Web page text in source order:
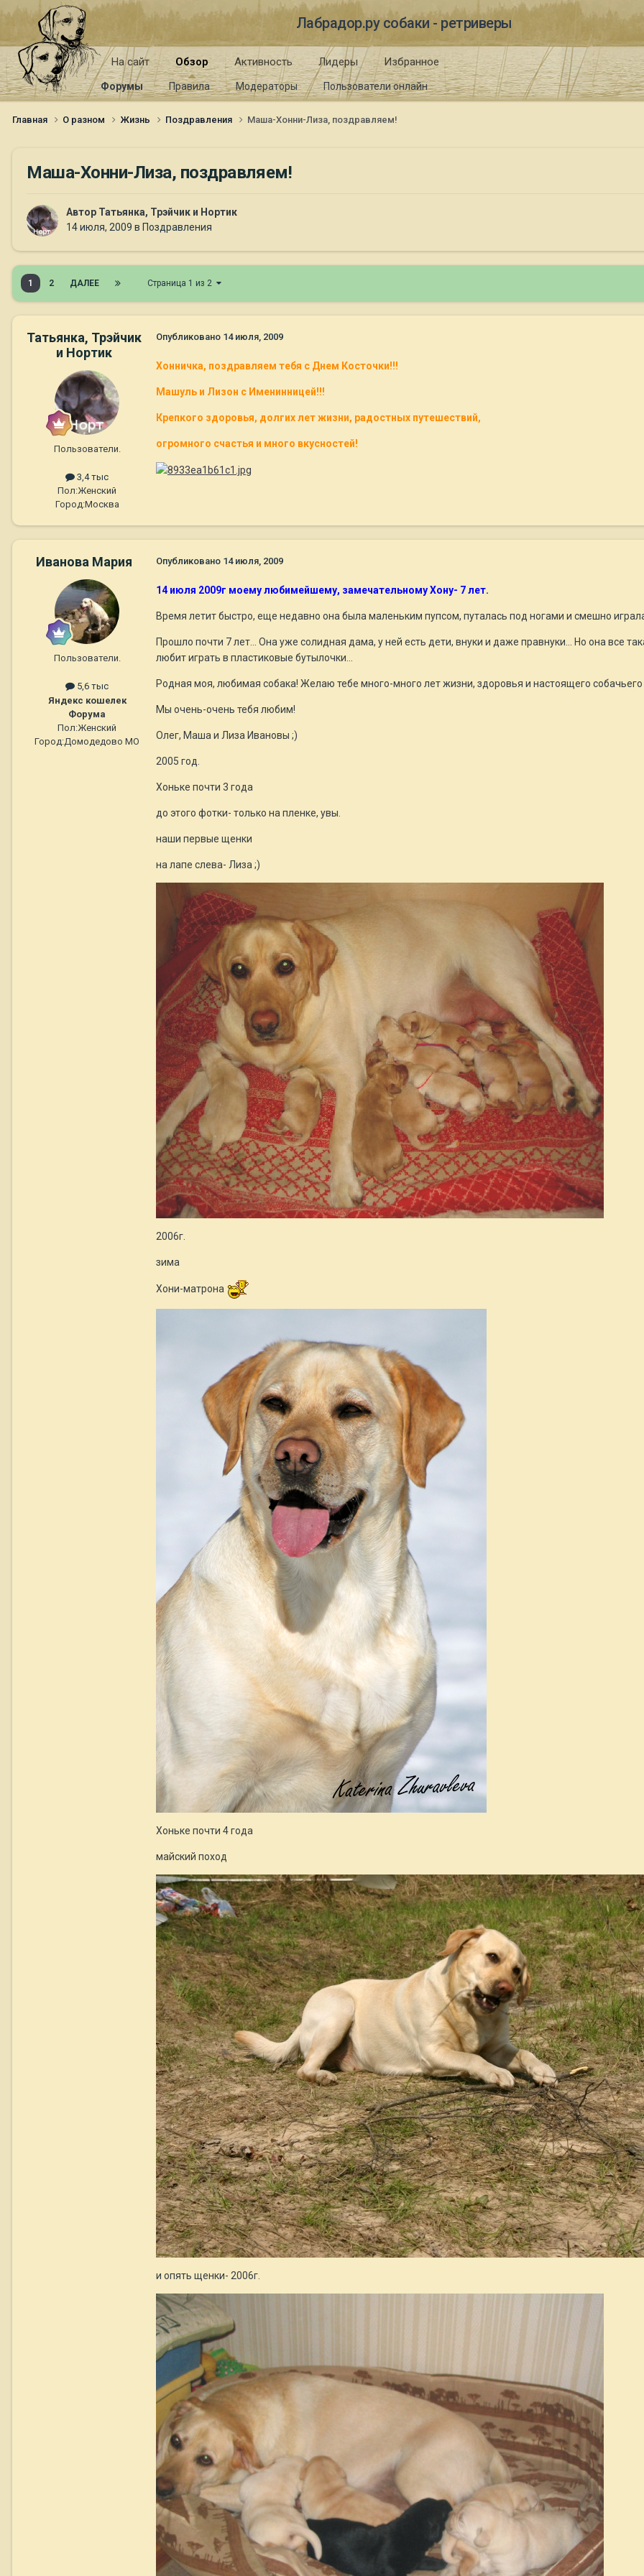
Лабрадор.ру собаки - ретриверы
На сайт Обзор
Форумы Правила Модераторы Пользователи онлайн
Активность Лидеры Избранное
Главная О разном Жизнь Поздравления Маша-Хонни-Лиза, поздравляем!
Маша-Хонни-Лиза, поздравляем!
Автор Татьянка, Трэйчик и Нортик
14 июля, 2009 в Поздравления
1 2 ДАЛЕЕ Страница 1 из 2
Татьянка, Трэйчик
и Нортик
Пользователи.
3,4 тыс
Пол:Женский
Город:Москва
Опубликовано 14 июля, 2009
Хонничка, поздравляем тебя с Днем Косточки!!!
Машуль и Лизон с Именинницей!!!
Крепкого здоровья, долгих лет жизни, радостных путешествий,
огромного счастья и много вкусностей!
Иванова Мария
Пользователи.
5,6 тыс
Яндекс кошелек
Форума
Пол:Женский
Город:Домодедово МО
Опубликовано 14 июля, 2009
14 июля 2009г моему любимейшему, замечательному Хону- 7 лет.
Время летит быстро, еще недавно она была маленьким пупсом, путалась под ногами и смешно
Прошло почти 7 лет... Она уже солидная дама, у ней есть дети, внуки и даже правнуки... Но она все
любит играть в пластиковые бутылочки...
Родная моя, любимая собака! Желаю тебе много-много лет жизни, здоровья и настоящего собачьего
Мы очень-очень тебя любим!
Олег, Маша и Лиза Ивановы ;)
2005 год.
Хоньке почти 3 года
до этого фотки- только на пленке, увы.
наши первые щенки
на лапе слева- Лиза ;)
2006г.
зима
Хони-матрона
Хоньке почти 4 года
майский поход
и опять щенки- 2006г.